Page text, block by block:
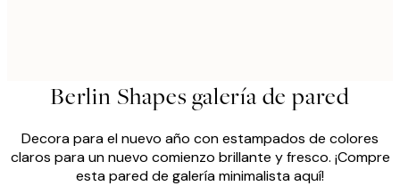
Berlin Shapes galería de pared
Decora para el nuevo año con estampados de colores
claros para un nuevo comienzo brillante y fresco. ¡Compre
esta pared de galería minimalista aquí!